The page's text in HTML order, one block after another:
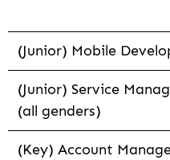
(Junior) Mobile
(Junior) Service
(all genders)
(Key) Account